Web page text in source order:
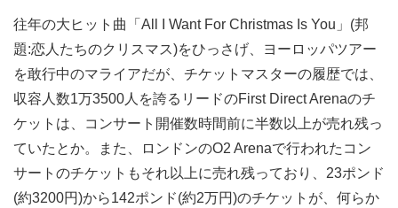
往年の大ヒット曲「All I Want For Christmas Is You」(邦
題:恋人たちのクリスマス)をひっさげ、ヨーロッパツアー
を敢行中のマライアだが、チケットマスターの履歴では、
収容人数1万3500人を誇るリードのFirst Direct Arenaのチ
ケットは、コンサート開催数時間前に半数以上が売れ残っ
ていたとか。また、ロンドンのO2 Arenaで行われたコン
サートのチケットもそれ以上に売れ残っており、23ポンド
(約3200円)から142ポンド(約2万円)のチケットが、何らか